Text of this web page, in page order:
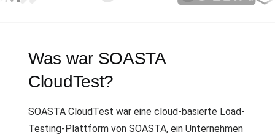
Was war SOASTA
CloudTest?
SOASTA CloudTest war eine cloud-basierte Load-
Testing-Plattform von SOASTA, ein Unternehmen